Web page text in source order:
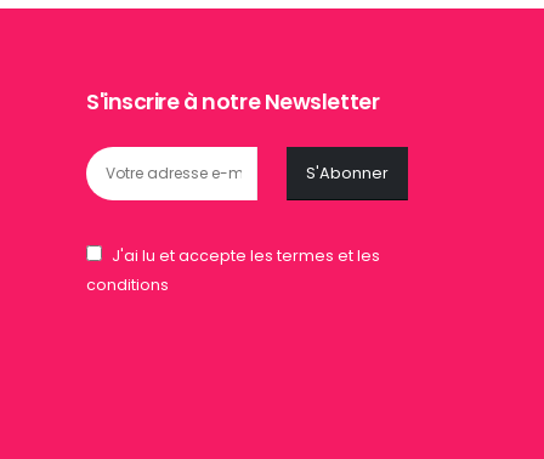
S'inscrire à notre Newsletter
J'ai lu et accepte les termes et les
conditions